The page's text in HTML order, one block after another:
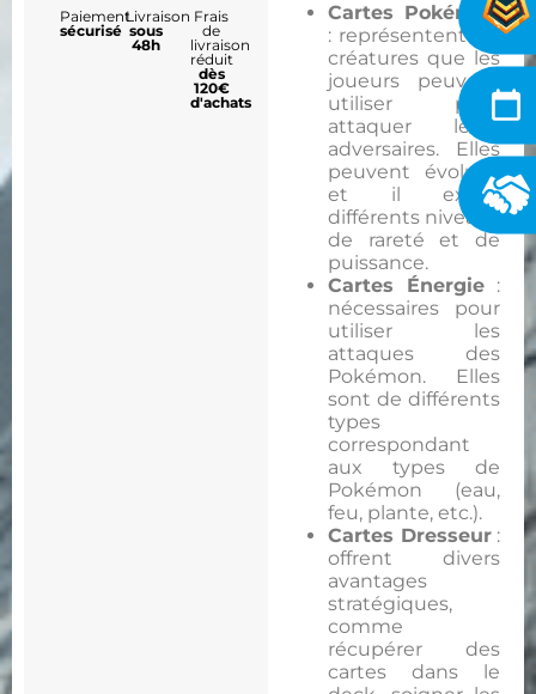
Cartes Pokémon
: représentent les
créatures que les
joueurs peuvent
utiliser pour
attaquer leurs
adversaires. Elles
peuvent évoluer,
et il existe
différents niveaux
de rareté et de
puissance.
Cartes Énergie :
nécessaires pour
utiliser les
attaques des
Pokémon. Elles
sont de différents
types
correspondant
aux types de
Pokémon (eau,
feu, plante, etc.).
Cartes Dresseur:
offrent divers
avantages
stratégiques,
comme
récupérer des
cartes dans le
Paiement
sécurisé
Livraison
sous
48h
Frais
de
livraison
réduit
dès
120€
d'achats